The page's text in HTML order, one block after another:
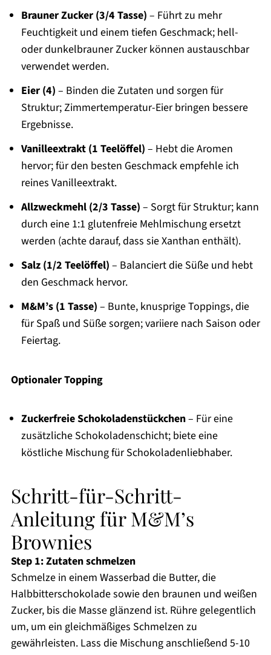
Brauner Zucker (3/4 Tasse) – Führt zu mehr
Feuchtigkeit und einem tiefen Geschmack; hell-
oder dunkelbrauner Zucker können austauschbar
verwendet werden.
Eier (4) – Binden die Zutaten und sorgen für
Struktur; Zimmertemperatur-Eier bringen bessere
Ergebnisse.
Vanilleextrakt (1 Teelöffel) – Hebt die Aromen
hervor; für den besten Geschmack empfehle ich
reines Vanilleextrakt.
Allzweckmehl (2/3 Tasse) – Sorgt für Struktur; kann
durch eine 1:1 glutenfreie Mehlmischung ersetzt
werden (achte darauf, dass sie Xanthan enthält).
Salz (1/2 Teelöffel) – Balanciert die Süße und hebt
den Geschmack hervor.
M&M’s (1 Tasse) – Bunte, knusprige Toppings, die
für Spaß und Süße sorgen; variiere nach Saison oder
Feiertag.
Optionaler Topping
Zuckerfreie Schokoladenstückchen– Für eine
zusätzliche Schokoladenschicht; biete eine
köstliche Mischung für Schokoladenliebhaber.
Schritt-für-Schritt-
Anleitung für M&M’s
Brownies
Step 1: Zutaten schmelzen
Schmelze in einem Wasserbad die Butter, die
Halbbitterschokolade sowie den braunen und weißen
Zucker, bis die Masse glänzend ist. Rühre gelegentlich
um, um ein gleichmäßiges Schmelzen zu
gewährleisten. Lass die Mischung anschließend 5-10